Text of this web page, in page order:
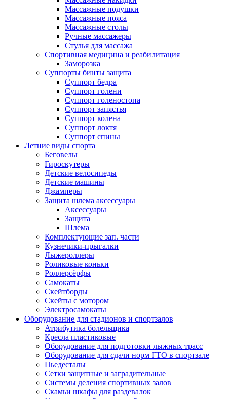
Массажные подушки
Массажные пояса
Массажные столы
Ручные массажеры
Стулья для массажа
Спортивная медицина и реабилитация
Заморозка
Суппорты бинты защита
Суппорт бедра
Суппорт голени
Суппорт голеностопа
Суппорт запястья
Суппорт колена
Суппорт локтя
Суппорт спины
Летние виды спорта
Беговелы
Гироскутеры
Детские велосипеды
Детские машины
Джамперы
Защита шлема аксессуары
Аксессуары
Защита
Шлема
Комплектующие зап. части
Кузнечики-прыгалки
Лыжероллеры
Роликовые коньки
Роллерсёрфы
Самокаты
Скейтборды
Скейты с мотором
Электросамокаты
Оборудование для стадионов и спортзалов
Атрибутика болельщика
Кресла пластиковые
Оборудование для подготовки лыжных трасс
Оборудование для сдачи норм ГТО в спортзале
Пьедесталы
Сетки защитные и заградительные
Системы деления спортивных залов
Скамьи шкафы для раздевалок